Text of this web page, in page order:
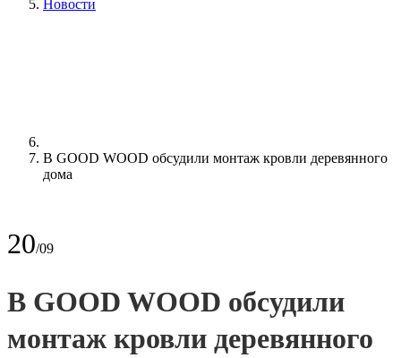
Новости
В GOOD WOOD обсудили монтаж кровли деревянного
дома
20/09
В GOOD WOOD обсудили
монтаж кровли деревянного